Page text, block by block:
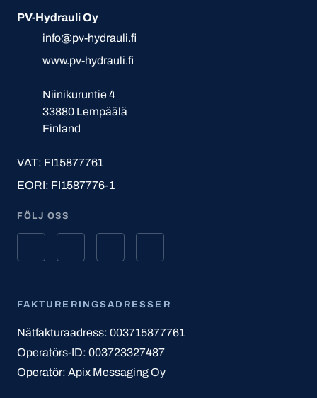
PV-Hydrauli Oy
info@pv-hydrauli.fi
www.pv-hydrauli.fi
Niinikuruntie 4
33880 Lempäälä
Finland
VAT: FI15877761
EORI: FI1587776-1
FÖLJ OSS
FAKTURERINGSADRESSER
Nätfakturaadress: 003715877761
Operatörs-ID: 003723327487
Operatör: Apix Messaging Oy